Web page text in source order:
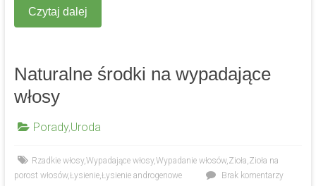
Czytaj dalej
Naturalne środki na wypadające
włosy
Porady,Uroda
Rzadkie włosy,Wypadające włosy,Wypadanie włosów,Zioła,Zioła na
porost włosów,Łysienie,Łysienie androgenowe Brak komentarzy